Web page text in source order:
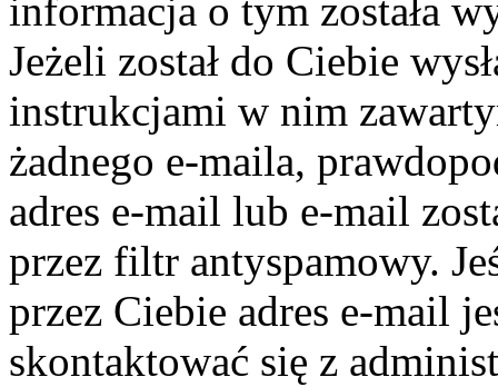
informacja o tym została
Jeżeli został do Ciebie
instrukcjami w nim
żadnego e-maila,
adres e-mail lub e-mail
przez filtr antyspamowy.
przez Ciebie adres e-mail
skontaktować się z